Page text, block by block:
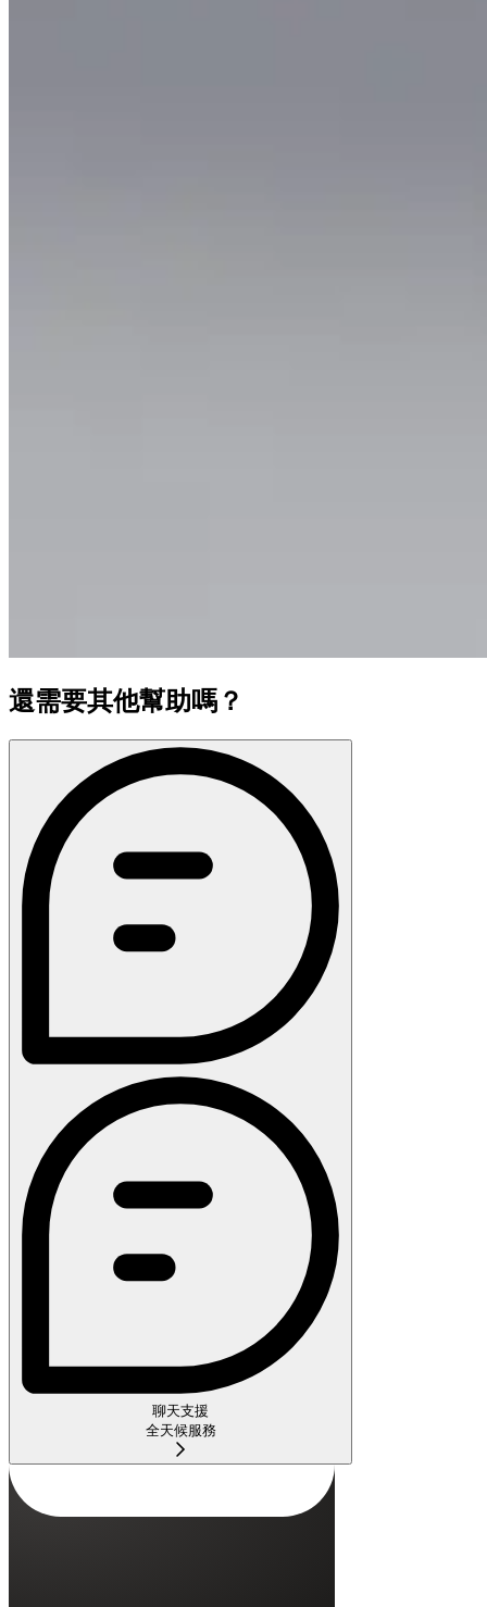
還需要其他幫助嗎？
聊天支援
全天候服務